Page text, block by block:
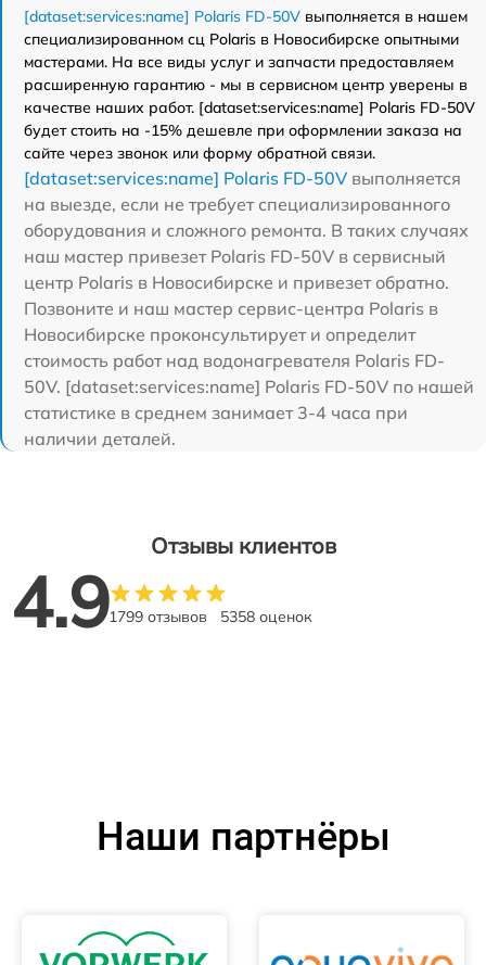
[dataset:services:name] Polaris FD-50V выполняется в нашем
специализированном сц Polaris в Новосибирске опытными
мастерами. На все виды услуг и запчасти предоставляем
расширенную гарантию - мы в сервисном центр уверены в
качестве наших работ. [dataset:services:name] Polaris FD-50V
будет стоить на -15% дешевле при оформлении заказа на
сайте через звонок или форму обратной связи.
[dataset:services:name] Polaris FD-50V выполняется
на выезде, если не требует специализированного
оборудования и сложного ремонта. В таких случаях
наш мастер привезет Polaris FD-50V в сервисный
центр Polaris в Новосибирске и привезет обратно.
Позвоните и наш мастер сервис-центра Polaris в
Новосибирске проконсультирует и определит
стоимость работ над водонагревателя Polaris FD-
50V. [dataset:services:name] Polaris FD-50V по нашей
статистике в среднем занимает 3-4 часа при
наличии деталей.
Отзывы клиентов
4.91799 отзывов 5358 оценок
Наши партнёры